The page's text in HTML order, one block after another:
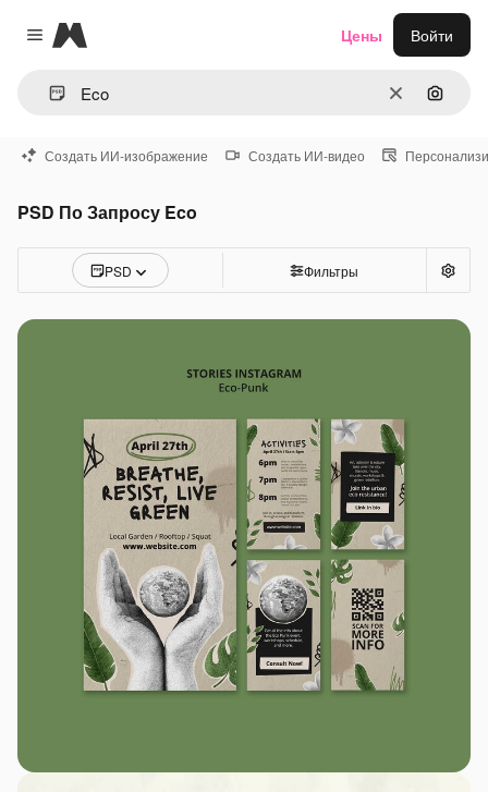
Close menu
Magnific
ОчиститьПоиск
Цены Войти
Создать ИИ-изображение Создать ИИ-видео
PSD По Запросу Eco
PSD Фильтры